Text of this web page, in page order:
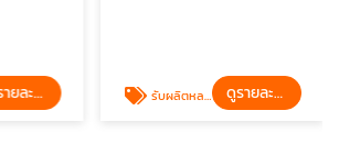
ดูรายละเอียด รับผลิตหลอด PE ดูรายละเอียด